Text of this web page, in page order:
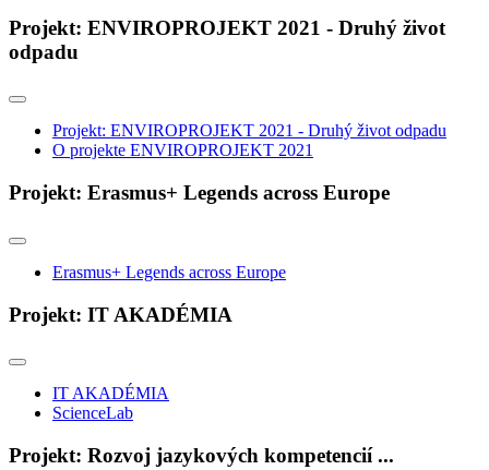
Projekt: ENVIROPROJEKT 2021 - Druhý život
odpadu
Projekt: ENVIROPROJEKT 2021 - Druhý život odpadu
O projekte ENVIROPROJEKT 2021
Projekt: Erasmus+ Legends across Europe
Erasmus+ Legends across Europe
Projekt: IT AKADÉMIA
IT AKADÉMIA
ScienceLab
Projekt: Rozvoj jazykových kompetencií ...